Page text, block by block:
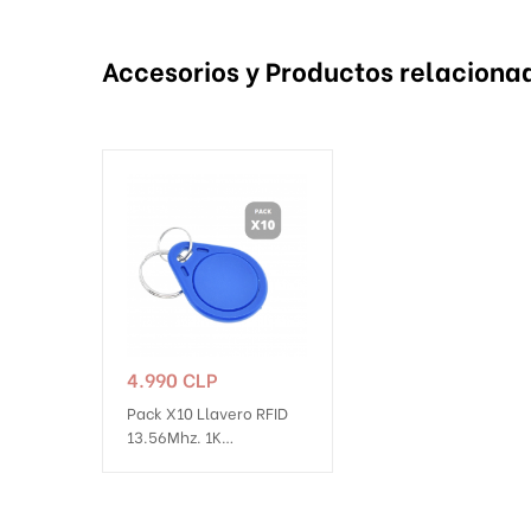
Accesorios y Productos
Precio
4.990 CLP
Pack X10 Llavero RFID
13.56Mhz. 1K